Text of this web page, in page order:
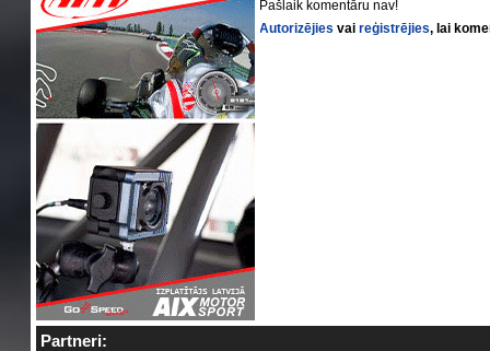
Pašlaik komentāru nav!
Autorizējies vaireģistrējies, lai
Partneri: